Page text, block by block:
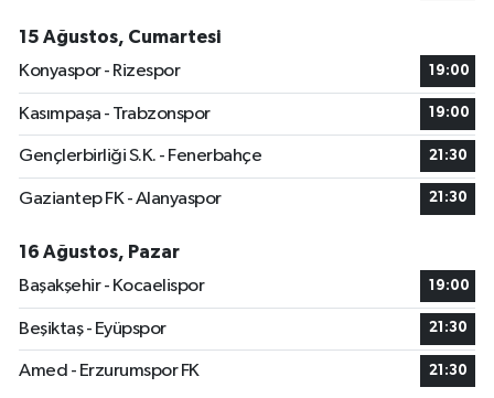
15 Ağustos, Cumartesi
Konyaspor - Rizespor
19:00
Kasımpaşa - Trabzonspor 19:00
Gençlerbirliği S.K. - Fenerbahçe 21:30
Gaziantep FK - Alanyaspor 21:30
16 Ağustos, Pazar
Başakşehir - Kocaelispor
19:00
Beşiktaş - Eyüpspor 21:30
Amed - Erzurumspor FK 21:30